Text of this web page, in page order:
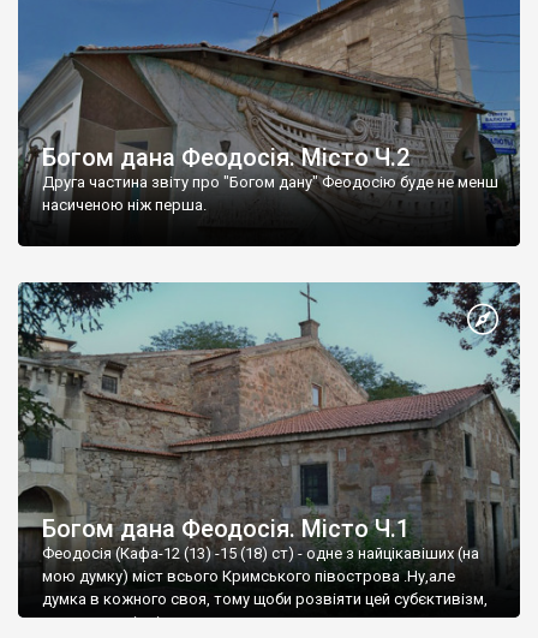
Богом дана Феодосія. Місто Ч.2
Друга частина звіту про "Богом дану" Феодосію буде не менш
насиченою ніж перша.
Богом дана Феодосія. Місто Ч.1
Феодосія (Кафа-12 (13) -15 (18) ст) - одне з найцікавіших (на
мою думку) міст всього Кримського півострова .Ну,але
думка в кожного своя, тому щоби розвіяти цей субєктивізм,
запрошую відвідати це